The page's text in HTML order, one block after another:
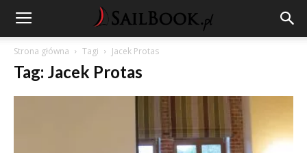
Strona główna Tagi Jacek Protas
Tag: Jacek Protas